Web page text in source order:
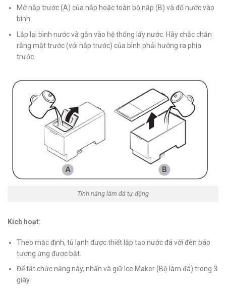
Mở nắp trước (A) của nắp hoặc toàn bộ nắp (B) và đổ nước vào
bình.
Lắp lại bình nước và gắn vào hệ thống lấy nước. Hãy chắc chắn
rằng mặt trước (với nắp trước) của bình phải hướng ra phía
trước.
Tính năng làm đá tự động
Kích hoạt:
Theo mặc định, tủ lạnh được thiết lập tạo nước đá với đèn báo
tương ứng được bật.
Để tắt chức năng này, nhấn và giữ Ice Maker (Bộ làm đá) trong 3
giây.